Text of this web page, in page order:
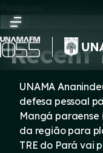
content
Pesquisar
Recent
UNAMA
defesa pessoal
Mangá paraense
da região para
TRE do Pará vai